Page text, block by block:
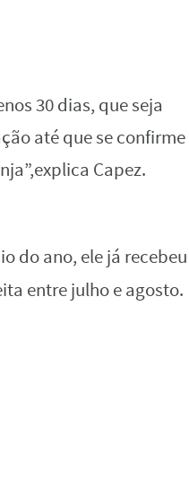
30 dias, que seja
até que se
Capez.
do ano, ele já recebeu
entre julho e agosto.